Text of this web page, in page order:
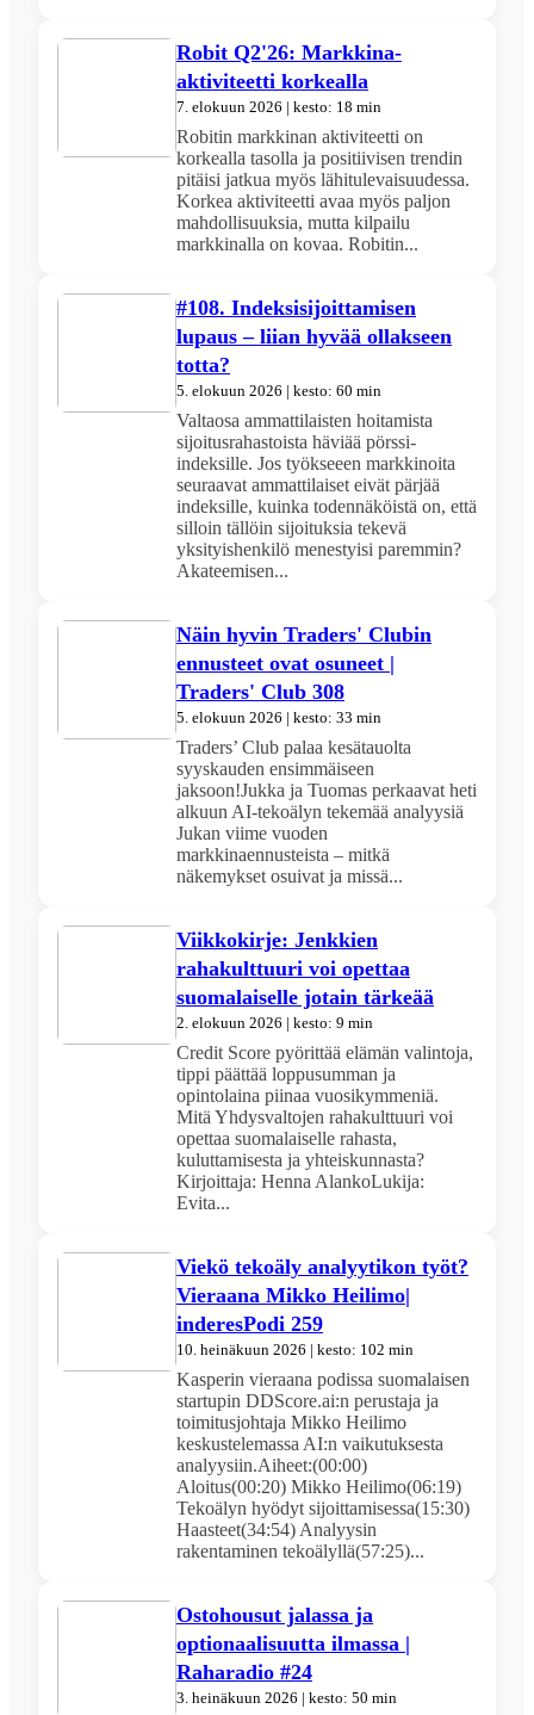
Robit Q2'26: Markkina-
aktiviteetti korkealla
7. elokuun 2026 | kesto: 18 min
Robitin markkinan aktiviteetti on
korkealla tasolla ja positiivisen trendin
pitäisi jatkua myös lähitulevaisuudessa.
Korkea aktiviteetti avaa myös paljon
mahdollisuuksia, mutta kilpailu
markkinalla on kovaa. Robitin...
#108. Indeksisijoittamisen
lupaus – liian hyvää ollakseen
totta?
5. elokuun 2026 | kesto: 60 min
Valtaosa ammattilaisten hoitamista
sijoitusrahastoista häviää pörssi-
indeksille. Jos työkseeen markkinoita
seuraavat ammattilaiset eivät pärjää
indeksille, kuinka todennäköistä on, että
silloin tällöin sijoituksia tekevä
yksityishenkilö menestyisi paremmin?
Akateemisen...
Näin hyvin Traders' Clubin
ennusteet ovat osuneet |
Traders' Club 308
5. elokuun 2026 | kesto: 33 min
Traders’ Club palaa kesätauolta
syyskauden ensimmäiseen
jaksoon!Jukka ja Tuomas perkaavat heti
alkuun AI-tekoälyn tekemää analyysiä
Jukan viime vuoden
markkinaennusteista – mitkä
näkemykset osuivat ja missä...
Viikkokirje: Jenkkien
rahakulttuuri voi opettaa
suomalaiselle jotain tärkeää
2. elokuun 2026 | kesto: 9 min
Credit Score pyörittää elämän valintoja,
tippi päättää loppusumman ja
opintolaina piinaa vuosikymmeniä.
Mitä Yhdysvaltojen rahakulttuuri voi
opettaa suomalaiselle rahasta,
kuluttamisesta ja yhteiskunnasta?
Kirjoittaja: Henna AlankoLukija:
Evita...
Viekö tekoäly analyytikon työt?
Vieraana Mikko Heilimo|
inderesPodi 259
10. heinäkuun 2026 | kesto: 102 min
Kasperin vieraana podissa suomalaisen
startupin DDScore.ai:n perustaja ja
toimitusjohtaja Mikko Heilimo
keskustelemassa AI:n vaikutuksesta
analyysiin.Aiheet:(00:00)
Aloitus(00:20) Mikko Heilimo(06:19)
Tekoälyn hyödyt sijoittamisessa(15:30)
Haasteet(34:54) Analyysin
rakentaminen tekoälyllä(57:25)...
Ostohousut jalassa ja
optionaalisuutta ilmassa |
Raharadio #24
3. heinäkuun 2026 | kesto: 50 min